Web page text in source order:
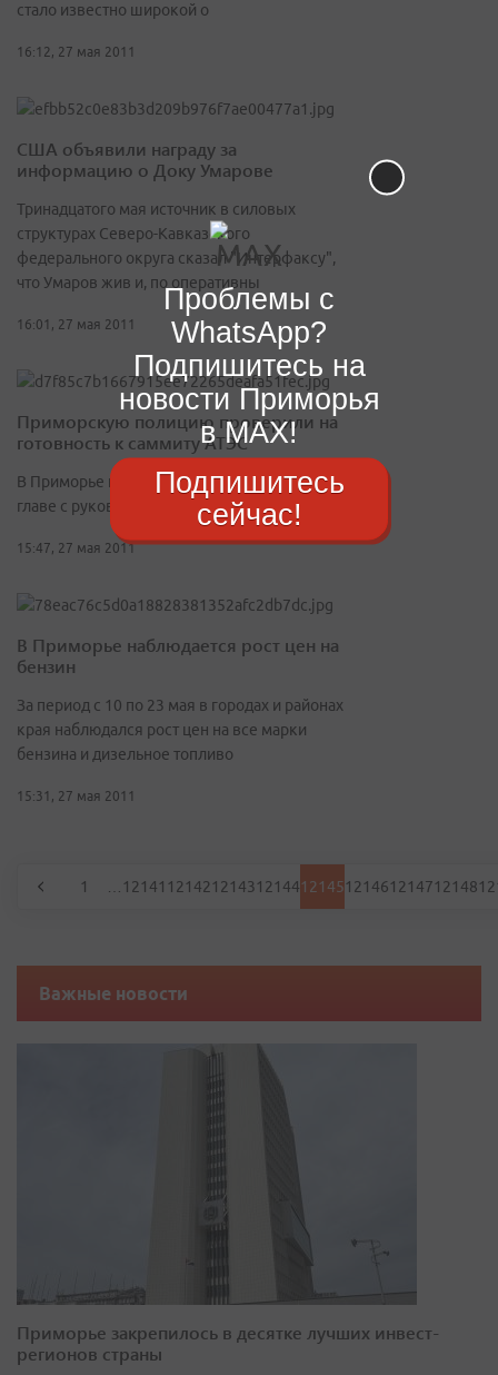
стало известно широкой о
16:12, 27 мая 2011
США объявили награду за
информацию о Доку Умарове
Тринадцатого мая источник в силовых
структурах Северо-Кавказского
федерального округа сказал "Интерфаксу",
что Умаров жив и, по оперативны
16:01, 27 мая 2011
Приморскую полицию проверили на
готовность к саммиту АТЭС
В Приморье прибыла бригада МВД России во
главе с руководителем Центра
15:47, 27 мая 2011
В Приморье наблюдается рост цен на
бензин
За период с 10 по 23 мая в городах и районах
края наблюдался рост цен на все марки
бензина и дизельное топливо
15:31, 27 мая 2011
1 … 12141 12142121431214412145121461214712148
Важные новости
Приморье закрепилось в десятке лучших инвест-
регионов страны
Проблемы с
WhatsApp?
Подпишитесь на
новости Приморья
в MAX!
Подпишитесь
сейчас!